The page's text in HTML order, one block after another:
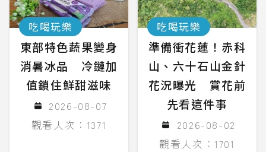
吃喝玩樂
東部特色蔬果變身
消暑冰品 冷鏈加
值鎖住鮮甜滋味
2026-08-07
觀看人次：1371
吃喝玩樂
準備衝花蓮！赤科
山、六十石山金針
花況曝光 賞花前
先看這件事
2026-08-02
觀看人次：1701